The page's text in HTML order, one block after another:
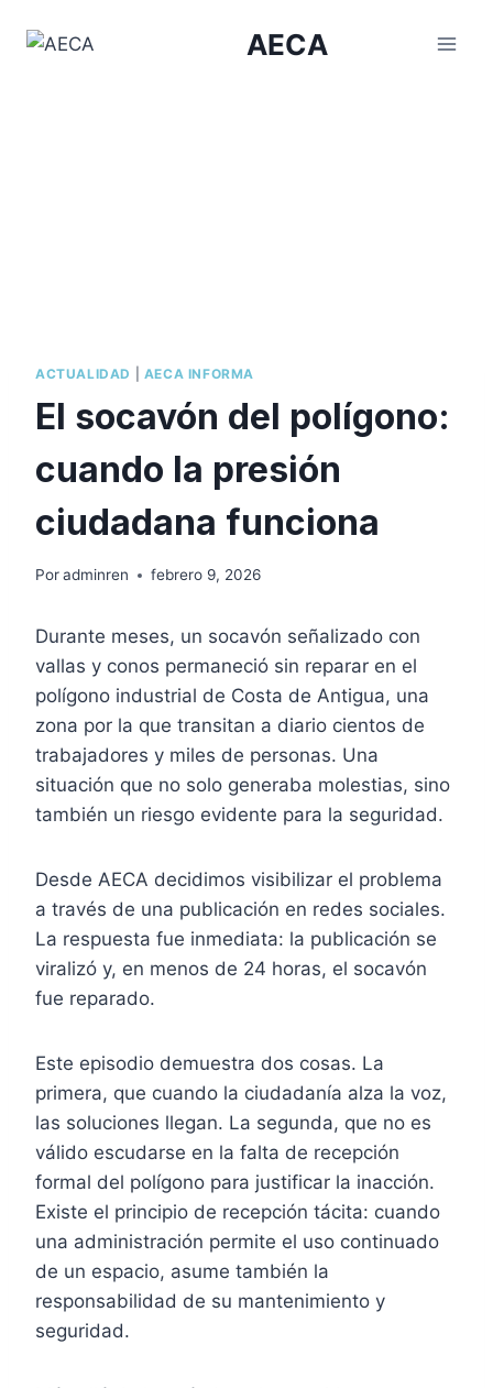
AECA
ACTUALIDAD AECA INFORMA
El socavón del polígono:
cuando la presión
ciudadana funciona
Poradminren febrero 9, 2026
Durante meses, un socavón señalizado con
vallas y conos permaneció sin reparar en el
polígono industrial de Costa de Antigua, una
zona por la que transitan a diario cientos de
trabajadores y miles de personas. Una
situación que no solo generaba molestias, sino
también un riesgo evidente para la seguridad.
Desde AECA decidimos visibilizar el problema
a través de una publicación en redes sociales.
La respuesta fue inmediata: la publicación se
viralizó y, en menos de 24 horas, el socavón
fue reparado.
Este episodio demuestra dos cosas. La
primera, que cuando la ciudadanía alza la voz,
las soluciones llegan. La segunda, que no es
válido escudarse en la falta de recepción
formal del polígono para justificar la inacción.
Existe el principio de recepción tácita: cuando
una administración permite el uso continuado
de un espacio, asume también la
responsabilidad de su mantenimiento y
seguridad.